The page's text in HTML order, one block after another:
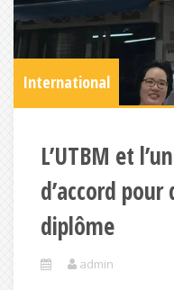
International
L’UTBM et
d’accord
diplôme
admin